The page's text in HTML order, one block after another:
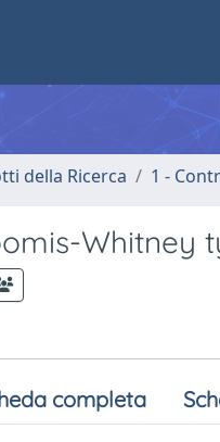
della Ricerca 1 -
Whitney
completa